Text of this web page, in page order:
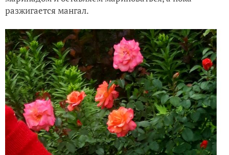
разжигается мангал.